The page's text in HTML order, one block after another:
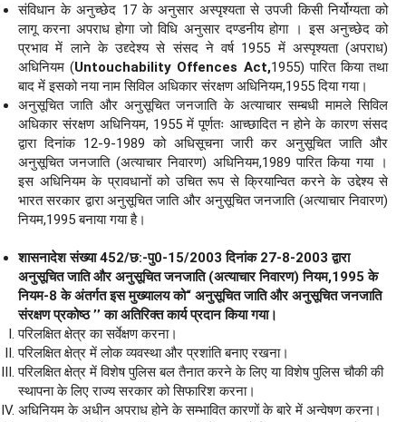
संविधान के अनुच्छेद 17 के अनुसार अस्पृश्यता से उपजी किसी निर्योग्यता को
लागू करना अपराध होगा जो विधि अनुसार दण्डनीय होगा । इस अनुच्छेद को
प्रभाव में लाने के उद्द्देश्य से संसद ने वर्ष 1955 में अस्पृश्यता (अपराध)
अधिनियम (Untouchability Offences Act,1955) पारित किया तथा
बाद में इसको नया नाम सिविल अधिकार संरक्षण अधिनियम,1955 दिया गया।
अनुसूचित जाति और अनुसूचित जनजाति के अत्याचार सम्बधी मामले सिविल
अधिकार संरक्षण अधिनियम, 1955 में पूर्णतः आच्छादित न होने के कारण संसद
द्वारा दिनांक 12-9-1989 को अधिसूचना जारी कर अनुसूचित जाति और
अनुसूचित जनजाति (अत्याचार निवारण) अधिनियम,1989 पारित किया गया ।
इस अधिनियम के प्रावधानों को उचित रूप से क्रियान्वित करने के उद्देश्य से
भारत सरकार द्वारा अनुसूचित जाति और अनुसूचित जनजाति (अत्याचार निवारण)
नियम,1995 बनाया गया है।
शासनादेश संख्या 452/छ:-पु0-15/2003 दिनांक 27-8-2003 द्वारा
अनुसूचित जाति और अनुसूचित जनजाति (अत्याचार निवारण) नियम,1995 के
नियम-8 के अंतर्गत इस मुख्यालय को“ अनुसूचित जाति और अनुसूचित जनजाति
संरक्षण प्रकोष्ठ ’’ का अतिरिक्त कार्य प्रदान किया गया।
परिलक्षित क्षेत्र का सर्वेक्षण करना।
परिलक्षित क्षेत्र में लोक व्यवस्था और प्रशांति बनाए रखना।
परिलक्षित क्षेत्र में विशेष पुलिस बल तैनात करने के लिए या विशेष पुलिस चौकी की
स्थापना के लिए राज्य सरकार को सिफारिश करना।
अधिनियम के अधीन अपराध होने के सम्भावित कारणों के बारे में अन्वेषण करना।